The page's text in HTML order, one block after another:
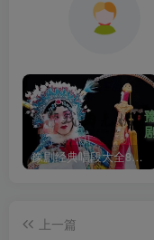
豫剧经典唱段大全850首mp3打包戏曲下载
上一篇